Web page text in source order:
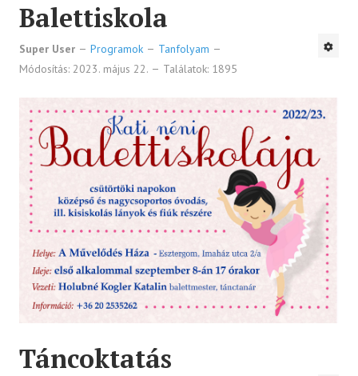
Balettiskola
Super User Programok
Tanfolyam
Módosítás: 2023. május 22.
Találatok: 1895
Táncoktatás